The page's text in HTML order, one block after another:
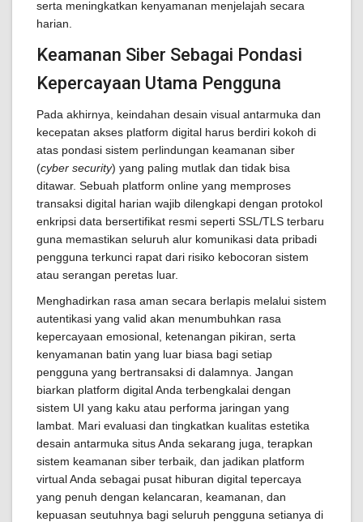
serta meningkatkan kenyamanan menjelajah secara
harian.
Keamanan Siber Sebagai Pondasi
Kepercayaan Utama Pengguna
Pada akhirnya, keindahan desain visual antarmuka dan
kecepatan akses platform digital harus berdiri kokoh di
atas pondasi sistem perlindungan keamanan siber
(cyber security) yang paling mutlak dan tidak bisa
ditawar. Sebuah platform online yang memproses
transaksi digital harian wajib dilengkapi dengan protokol
enkripsi data bersertifikat resmi seperti SSL/TLS terbaru
guna memastikan seluruh alur komunikasi data pribadi
pengguna terkunci rapat dari risiko kebocoran sistem
atau serangan peretas luar.
Menghadirkan rasa aman secara berlapis melalui sistem
autentikasi yang valid akan menumbuhkan rasa
kepercayaan emosional, ketenangan pikiran, serta
kenyamanan batin yang luar biasa bagi setiap
pengguna yang bertransaksi di dalamnya. Jangan
biarkan platform digital Anda terbengkalai dengan
sistem UI yang kaku atau performa jaringan yang
lambat. Mari evaluasi dan tingkatkan kualitas estetika
desain antarmuka situs Anda sekarang juga, terapkan
sistem keamanan siber terbaik, dan jadikan platform
virtual Anda sebagai pusat hiburan digital tepercaya
yang penuh dengan kelancaran, keamanan, dan
kepuasan seutuhnya bagi seluruh pengguna setianya di